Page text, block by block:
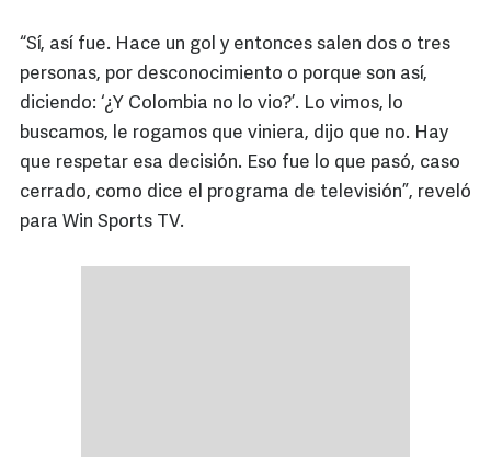
“Sí, así fue. Hace un gol y entonces salen dos o tres
personas, por desconocimiento o porque son así,
diciendo: ‘¿Y Colombia no lo vio?’. Lo vimos, lo
buscamos, le rogamos que viniera, dijo que no. Hay
que respetar esa decisión. Eso fue lo que pasó, caso
cerrado, como dice el programa de televisión”, reveló
para Win Sports TV.